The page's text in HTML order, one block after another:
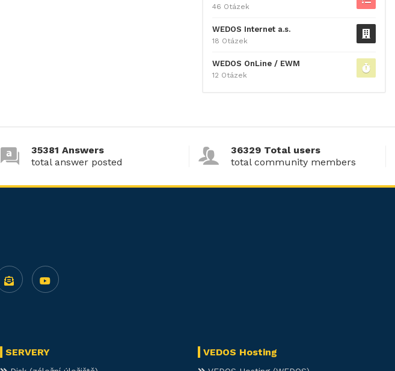
46 Otázek
WEDOS Internet a.s.
18 Otázek
WEDOS OnLine / EWM
12 Otázek
35381 Answers
total answer posted
36329 Total users
total community members
SERVERY VEDOS Hosting